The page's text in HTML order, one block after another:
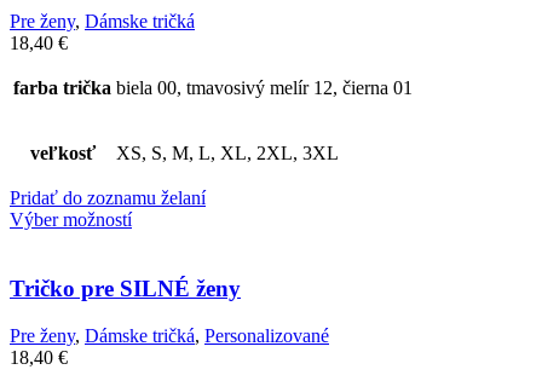
Pre ženy, Dámske tričká
18,40 €
farba trička biela 00, tmavosivý melír 12, čierna 01
veľkosť XS, S, M, L, XL, 2XL, 3XL
Pridať do zoznamu želaní
Výber možností
Tričko pre SILNÉ ženy
Pre ženy, Dámske tričká, Personalizované
18,40 €